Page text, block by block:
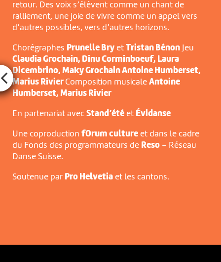
retour. Des voix s’élèvent comme un chant de
ralliement, une joie de vivre comme un appel vers
d’autres possibles, vers d’autres horizons.
Chorégraphes Prunelle Bryet Tristan BénonJeu
Claudia Grochain, Dinu Corminboeuf, Laura
Dicembrino, Maky Grochain Antoine Humberset,
Marius Rivier Composition musicale Antoine
Humberset, Marius Rivier
En partenariat avec Stand’étéet Évidanse
Une coproduction fOrum cultureet dans le cadre
du Fonds des programmateurs de Reso– Réseau
Danse Suisse.
Soutenue par Pro Helvetiaet les cantons.